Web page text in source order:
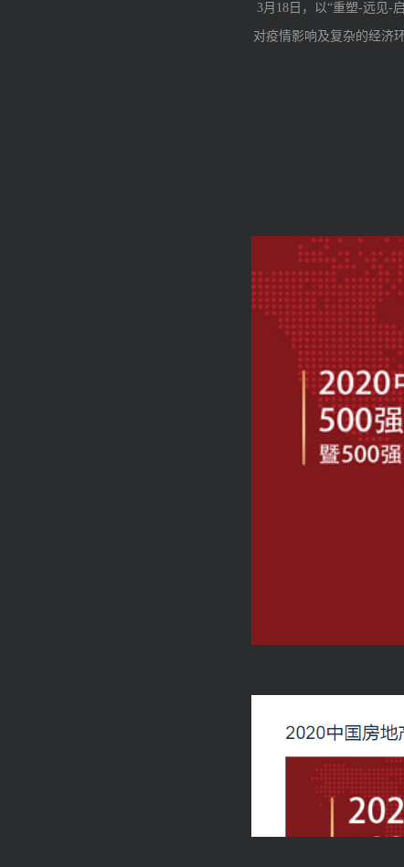
3月 18日，以“重塑-远见-
对疫情影响及复杂的经济